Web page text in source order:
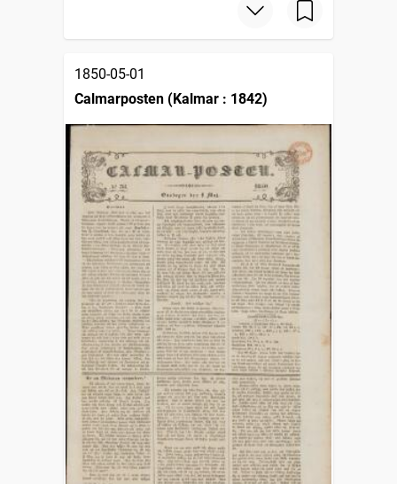
1850-05-01
Calmarposten (Kalmar : 1842)